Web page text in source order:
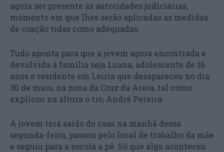
agora ser presente às autoridades judiciárias,
momento em que lhes serão aplicadas as medidas
de coação tidas como adequadas.
Tudo aponta para que a jovem agora encontrada e
devolvida à família seja Luana, adolescente de 16
anos e residente em Leiria que desapareceu no dia
30 de maio, na zona da Cruz da Areia, tal como
explicou na altura o tio, André Pereira.
A jovem terá saído de casa na manhã dessa
segunda-feira, passou pelo local de trabalho da mãe
e seguiu para a escola a pé. Só que algo aconteceu